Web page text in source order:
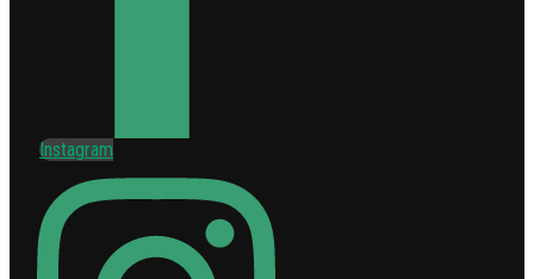
Instagram